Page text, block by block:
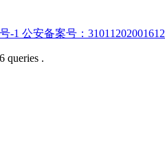
-1 公安备案号：31011202001612
queries .